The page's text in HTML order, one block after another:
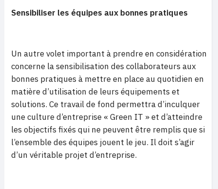
Sensibiliser les équipes aux bonnes pratiques
Un autre volet important à prendre en considération
concerne la sensibilisation des collaborateurs aux
bonnes pratiques à mettre en place au quotidien en
matière d’utilisation de leurs équipements et
solutions. Ce travail de fond permettra d’inculquer
une culture d’entreprise « Green IT » et d’atteindre
les objectifs fixés qui ne peuvent être remplis que si
l’ensemble des équipes jouent le jeu. Il doit s’agir
d’un véritable projet d’entreprise.